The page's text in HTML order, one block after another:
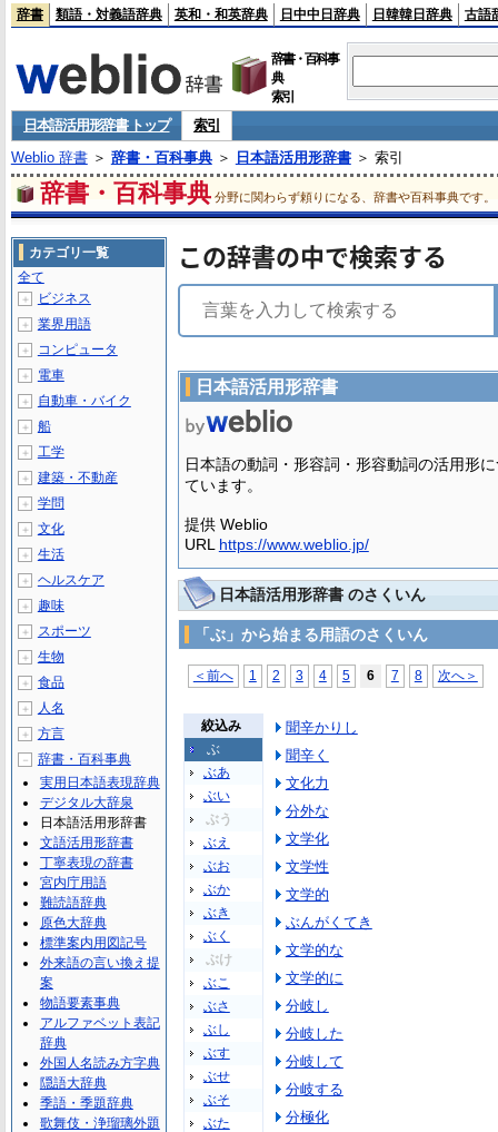
辞書 類語・対義語辞典 英和・和英辞典 日中中日辞典 日韓韓日辞典 古語
辞書・百科事
典
索引
日本語活用形辞書 トップ
索引
Weblio 辞書＞ 辞書・百科事典＞ 日本語活用形辞書＞ 索引
辞書・百科事典 分野に関わらず頼りになる、辞書や百科事典です。
この辞書の中で検索する
日本語活用形辞書
日本語の動詞・形容詞・形容動詞の活用形
ています。
提供 Weblio
URL https://www.weblio.jp/
日本語活用形辞書 のさくいん
「ぶ」から始まる用語のさくいん
＜前へ 1 2 3 4 5 6 7 8 次へ＞
絞込み
ぶ
ぶあ
ぶい
ぶう
ぶえ
ぶお
ぶか
ぶき
ぶく
ぶけ
ぶこ
ぶさ
ぶし
ぶす
ぶせ
ぶそ
ぶた
聞辛かりし
聞辛く
文化力
分外な
文学化
文学性
文学的
ぶんがくてき
文学的な
文学的に
分岐し
分岐した
分岐して
分岐する
分極化
カテゴリ一覧
全て
＋ ビジネス
＋ 業界用語
＋ コンピュータ
＋ 電車
＋ 自動車・バイク
＋ 船
＋ 工学
＋ 建築・不動産
＋ 学問
＋ 文化
＋ 生活
＋ ヘルスケア
＋ 趣味
＋ スポーツ
＋ 生物
＋ 食品
＋ 人名
＋ 方言
－
辞書・百科事典
実用日本語表現辞典
デジタル大辞泉
日本語活用形辞書
文語活用形辞書
丁寧表現の辞書
宮内庁用語
難読語辞典
原色大辞典
標準案内用図記号
外来語の言い換え提
案
物語要素事典
アルファベット表記
辞典
外国人名読み方字典
隠語大辞典
季語・季題辞典
歌舞伎・浄瑠璃外題